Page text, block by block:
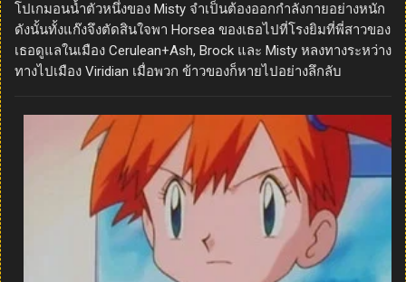
โปเกมอนน้ำตัวหนึ่งของ Misty จำเป็นต้องออกกำลังกายอย่างหนัก
ดังนั้นทั้งแก๊งจึงตัดสินใจพา Horsea ของเธอไปที่โรงยิมที่พี่สาวของ
เธอดูแลในเมือง Cerulean+Ash, Brock และ Misty หลงทางระหว่าง
ทางไปเมือง Viridian เมื่อพวก ข้าวของก็หายไปอย่างลึกลับ